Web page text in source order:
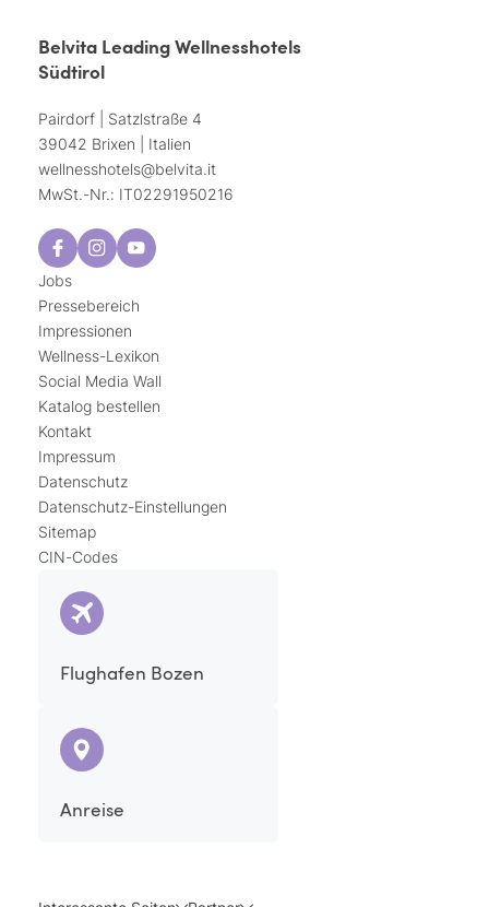
Belvita Leading Wellnesshotels
Südtirol
Pairdorf | Satzlstraße 4
39042 Brixen | Italien
wellnesshotels@belvita.it
MwSt.-Nr.: IT02291950216
Jobs
Pressebereich
Impressionen
Wellness-Lexikon
Social Media Wall
Katalog bestellen
Kontakt
Impressum
Datenschutz
Datenschutz-Einstellungen
Sitemap
CIN-Codes
Flughafen Bozen
Anreise